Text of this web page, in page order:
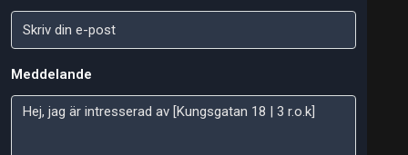
Meddelande